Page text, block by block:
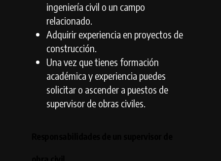
ingeniería civil o un campo
relacionado.
Adquirir experiencia en proyectos de
construcción.
Una vez que tienes formación
académica y experiencia puedes
solicitar o ascender a puestos de
supervisor de obras civiles.